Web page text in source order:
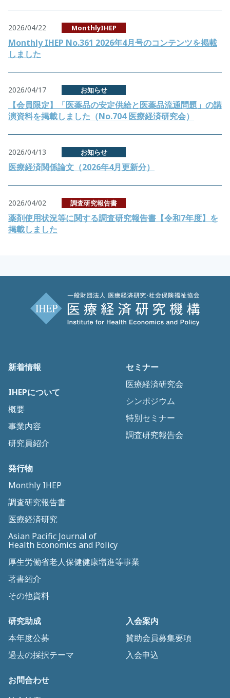
2026/04/22 MonthlyIHEP
Monthly IHEP No.361 2026年4月号のコンテンツを掲載
しました
2026/04/17 お知らせ
【会員限定】「医薬品の安定供給と医薬品流通問題」の講
演資料を掲載しました（No.704 医療経済研究会）
2026/04/13 お知らせ
医療経済関係論文（2026年4月更新分）
2026/04/02 調査研究報告書
薬剤使用状況等に関する調査研究報告書【令和7年度】を
掲載しました
新着情報
IHEPについて
概要
事業内容
研究員紹介
セミナー
医療経済研究会
シンポジウム
特別セミナー
調査研究報告会
発行物
Monthly IHEP
調査研究報告書
医療経済研究
Asian Pacific Journal of
Health Economics and Policy
厚生労働省老人保健健康増進等事業
著書紹介
その他資料
研究助成
本年度公募
過去の採択テーマ
入会案内
賛助会員募集要項
入会申込
お問合わせ